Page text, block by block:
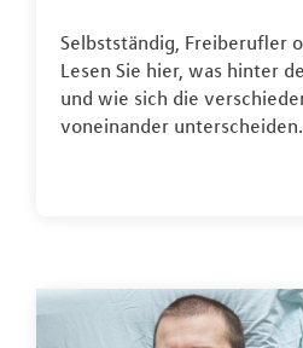
Selbstständig, Freiberufler
Lesen Sie hier, was hinter
und wie sich die
voneinander unterscheiden.